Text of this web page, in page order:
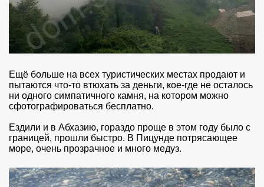
Ещё больше на всех туристических местах продают и
пытаются что-то втюхать за деньги, кое-где не осталось
ни одного симпатичного камня, на котором можно
сфотографироваться бесплатно.
Ездили и в Абхазию, гораздо проще в этом году было с
границей, прошли быстро. В Пицунде потрясающее
море, очень прозрачное и много медуз.